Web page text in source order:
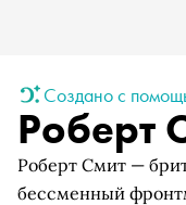
Создано с
Роберт
Роберт Смит —
бессменный